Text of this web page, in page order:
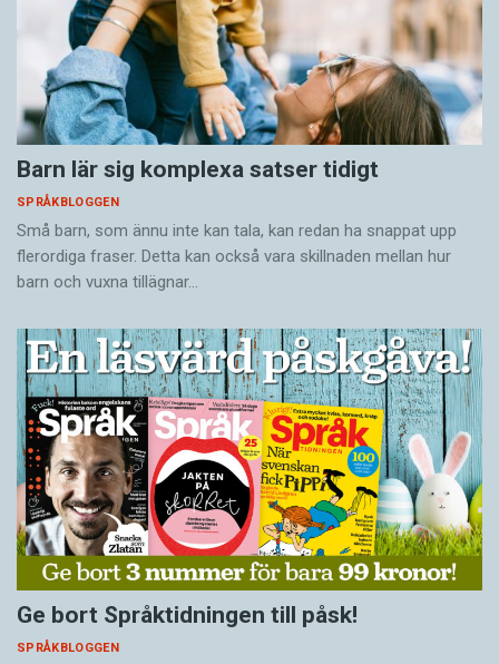
Barn lär sig komplexa satser tidigt
SPRÅKBLOGGEN
Små barn, som ännu inte kan tala, kan redan ha snappat upp
flerordiga fraser. Detta kan också vara skillnaden mellan hur
barn och vuxna tillägnar…
Ge bort Språktidningen till påsk!
SPRÅKBLOGGEN